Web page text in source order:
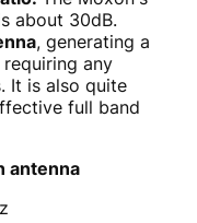
about 30dB.
, generating a
any
It is also quite
full band
antenna